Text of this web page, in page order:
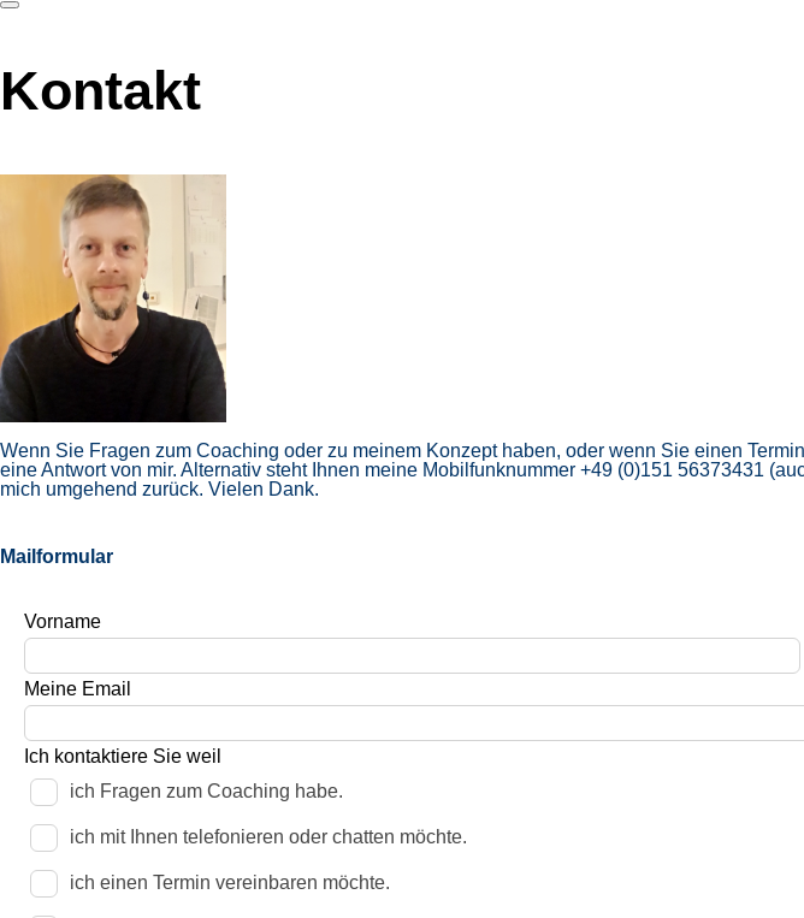
Seitenleiste
umschalten
Kontakt
Wenn Sie Fragen zum Coaching oder zu meinem Konzept haben, oder wenn Sie einen
eine Antwort von mir. Alternativ steht Ihnen meine Mobilfunknummer +49 (0)151 56373431
mich umgehend zurück. Vielen Dank.
Mailformular
Lass
dieses
leer
Vorname
Meine Email
Ich kontaktiere Sie weil
ich Fragen zum Coaching habe.
ich mit Ihnen telefonieren oder chatten möchte.
ich einen Termin vereinbaren möchte.